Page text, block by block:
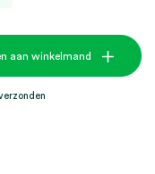
aan winkelmand